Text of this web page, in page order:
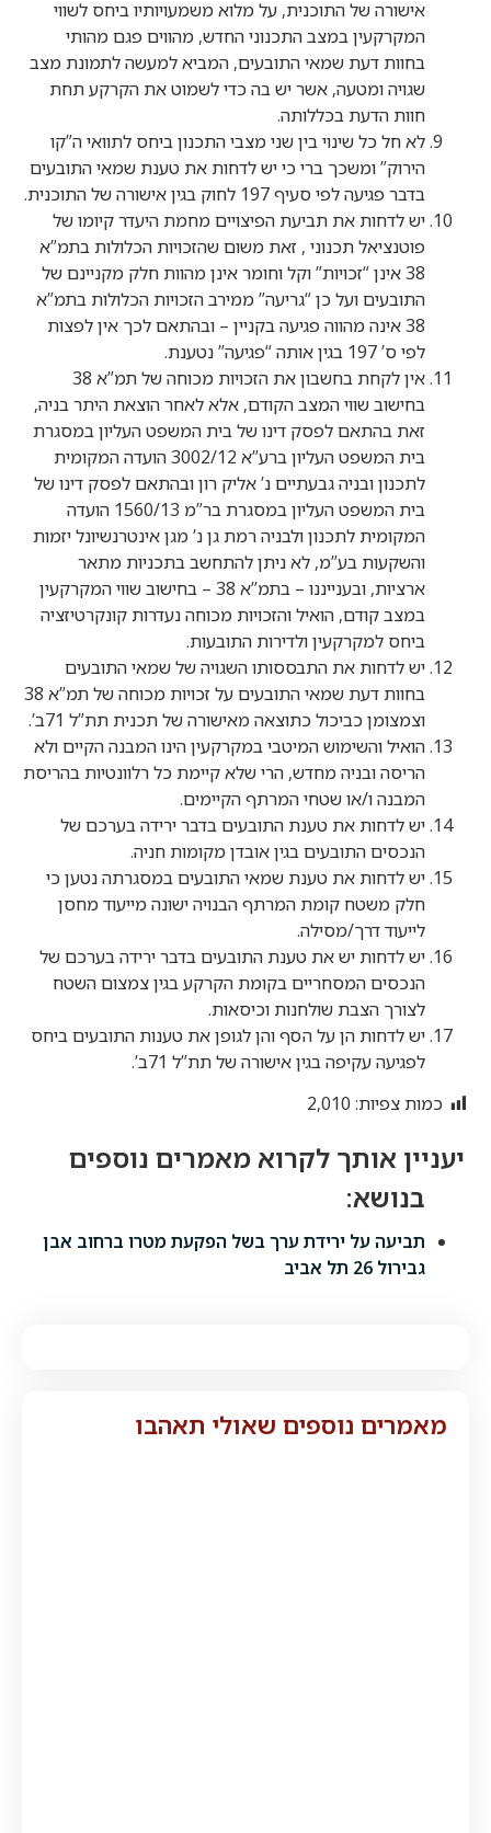
מאמרים נוספים שאולי תאהבו
אישורה של התוכנית, על מלוא משמעויותיו ביחס לשווי
המקרקעין במצב התכנוני החדש, מהווים פגם מהותי
בחוות דעת שמאי התובעים, המביא למעשה לתמונת מצב
שגויה ומטעה, אשר יש בה כדי לשמוט את הקרקע תחת
חוות הדעת בכללותה.
לא חל כל שינוי בין שני מצבי התכנון ביחס לתוואי ה”קו
הירוק” ומשכך ברי כי יש לדחות את טענת שמאי התובעים
בדבר פגיעה לפי סעיף 197 לחוק בגין אישורה של התוכנית.
יש לדחות את תביעת הפיצויים מחמת היעדר קיומו של
פוטנציאל תכנוני , זאת משום שהזכויות הכלולות בתמ”א
38 אינן “זכויות” וקל וחומר אינן מהוות חלק מקניינם של
התובעים ועל כן “גריעה” ממירב הזכויות הכלולות בתמ”א
38 אינה מהווה פגיעה בקניין – ובהתאם לכך אין לפצות
לפי ס’ 197 בגין אותה “פגיעה” נטענת.
אין לקחת בחשבון את הזכויות מכוחה של תמ”א 38
בחישוב שווי המצב הקודם, אלא לאחר הוצאת היתר בניה,
זאת בהתאם לפסק דינו של בית המשפט העליון במסגרת
בית המשפט העליון ברע”א 3002/12 הועדה המקומית
לתכנון ובניה גבעתיים נ’ אליק רון ובהתאם לפסק דינו של
בית המשפט העליון במסגרת בר”מ 1560/13 הועדה
המקומית לתכנון ולבניה רמת גן נ’ מגן אינטרנשיונל יזמות
והשקעות בע”מ, לא ניתן להתחשב בתכניות מתאר
ארציות, ובענייננו – בתמ”א 38 – בחישוב שווי המקרקעין
במצב קודם, הואיל והזכויות מכוחה נעדרות קונקרטיזציה
ביחס למקרקעין ולדירות התובעות.
יש לדחות את התבססותו השגויה של שמאי התובעים
בחוות דעת שמאי התובעים על זכויות מכוחה של תמ”א 38
וצמצומן כביכול כתוצאה מאישורה של תכנית תת”ל 71ב’.
הואיל והשימוש המיטבי במקרקעין הינו המבנה הקיים ולא
הריסה ובניה מחדש, הרי שלא קיימת כל רלוונטיות בהריסת
המבנה ו/או שטחי המרתף הקיימים.
יש לדחות את טענת התובעים בדבר ירידה בערכם של
הנכסים התובעים בגין אובדן מקומות חניה.
יש לדחות את טענת שמאי התובעים במסגרתה נטען כי
חלק משטח קומת המרתף הבנויה ישונה מייעוד מחסן
לייעוד דרך/מסילה.
יש לדחות יש את טענת התובעים בדבר ירידה בערכם של
הנכסים המסחריים בקומת הקרקע בגין צמצום השטח
לצורך הצבת שולחנות וכיסאות.
יש לדחות הן על הסף והן לגופן את טענות התובעים ביחס
לפגיעה עקיפה בגין אישורה של תת”ל 71ב’.
כמות צפיות: 2,010
תביעה על ירידת ערך בשל הפקעת מטרו ברחוב אבן
גבירול 26 תל אביב